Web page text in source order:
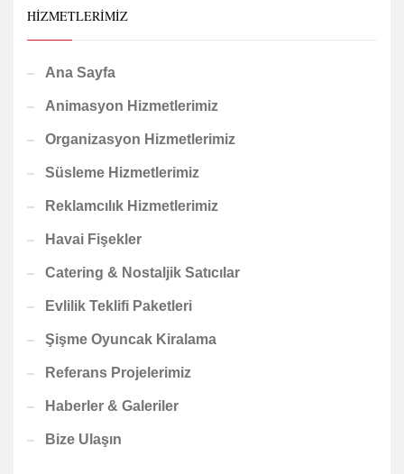
HIZMETLERIMIZ
Ana Sayfa
Animasyon Hizmetlerimiz
Organizasyon Hizmetlerimiz
Süsleme Hizmetlerimiz
Reklamcılık Hizmetlerimiz
Havai Fişekler
Catering & Nostaljik Satıcılar
Evlilik Teklifi Paketleri
Şişme Oyuncak Kiralama
Referans Projelerimiz
Haberler & Galeriler
Bize Ulaşın